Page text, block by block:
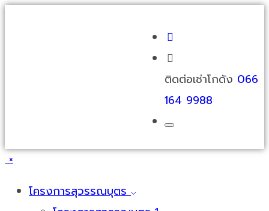
ติดต่อเช่าโกดัง 066
164 9988
×
โครงการสุวรรณบุตร